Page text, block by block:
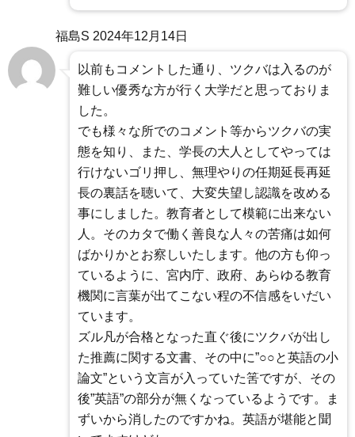
福島S 2024年12月14日
以前もコメントした通り、ツクバは入るのが
難しい優秀な方が行く大学だと思っておりま
した。
でも様々な所でのコメント等からツクバの実
態を知り、また、学長の大人としてやっては
行けないゴリ押し、無理やりの任期延長再延
長の裏話を聴いて、大変失望し認識を改める
事にしました。教育者として模範に出来ない
人。そのカタで働く善良な人々の苦痛は如何
ばかりかとお察しいたします。他の方も仰っ
ているように、宮内庁、政府、あらゆる教育
機関に言葉が出てこない程の不信感をいだい
ています。
ズル凡が合格となった直ぐ後にツクバが出し
た推薦に関する文書、その中に”○○と英語の小
論文”という文言が入っていた筈ですが、その
後”英語”の部分が無くなっているようです。ま
ずいから消したのですかね。英語が堪能と聞